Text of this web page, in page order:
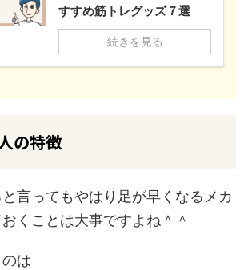
すすめ筋トレグッズ７選
続きを見る
の特徴
言ってもやはり足が早くなるメカ
くことは大事ですよね＾＾
は